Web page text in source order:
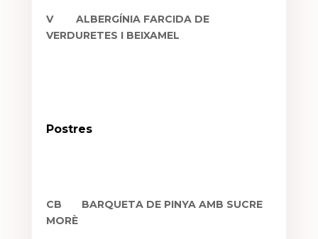
V ALBERGÍNIA FARCIDA DE
VERDURETES I BEIXAMEL
Postres
CB BARQUETA DE PINYA AMB SUCRE
MORÈ